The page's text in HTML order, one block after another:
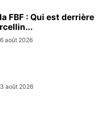
FBF : Qui est derrière
6 août 2026
3 août 2026